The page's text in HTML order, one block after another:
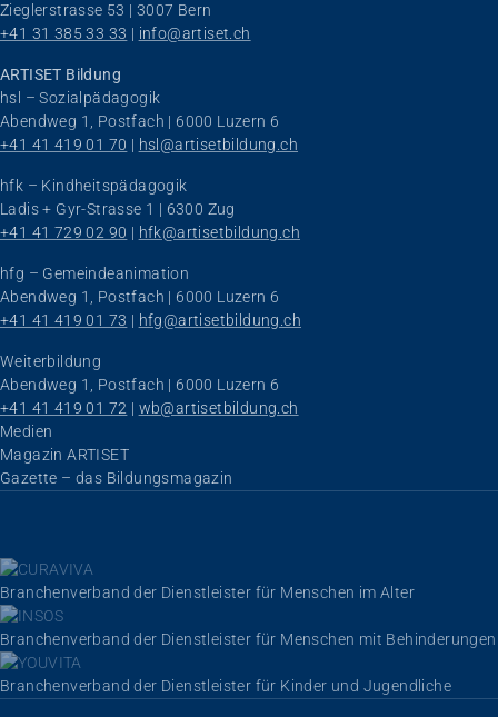
Zieglerstrasse 53 | 3007 Bern
+41 31 385 33 33 | info@artiset.ch
ARTISET Bildung
hsl – Sozialpädagogik
Abendweg 1, Postfach | 6000 Luzern 6
+41 41 419 01 70 | hsl@artisetbildung.ch
hfk – Kindheitspädagogik
Ladis + Gyr-Strasse 1 | 6300 Zug
+41 41 729 02 90 | hfk@artisetbildung.ch
hfg – Gemeindeanimation
Abendweg 1, Postfach | 6000 Luzern 6
+41 41 419 01 73 | hfg@artisetbildung.ch
Weiterbildung
Abendweg 1, Postfach | 6000 Luzern 6
+41 41 419 01 72 | wb@artisetbildung.ch
Navigation überspringen
Medien
Magazin ARTISET
Gazette – das Bildungsmagazin
Branchenverband der Dienstleister für Menschen im Alter
Branchenverband der Dienstleister für Menschen mit Behinderungen
Branchenverband der Dienstleister für Kinder und Jugendliche